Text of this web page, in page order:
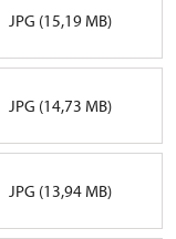
JPG (15,19 MB)
JPG (14,73 MB)
JPG (13,94 MB)